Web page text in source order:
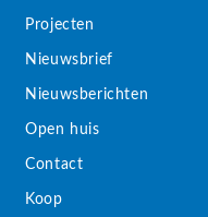
Projecten
Nieuwsbrief
Nieuwsberichten
Open huis
Contact
Koop